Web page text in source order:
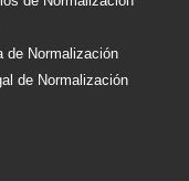
de Normalización
de Normalización